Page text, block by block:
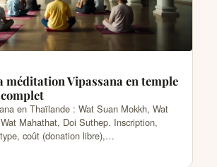
Vipassana en temple
en Thaïlande : Wat Suan Mokkh, Wat
Mahathat, Doi Suthep. Inscription,
coût (donation libre),…